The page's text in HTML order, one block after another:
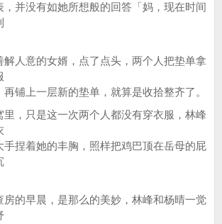
并没有如她所想般的回答「妈，现在时间
人意的女婿，点了点头，两个人把垫单拿
铺上一层新的垫单，就算是收拾整齐了。
，只是这一次两个人都没有穿衣服，林峰
手捏着她的丰胸，照样把鸡巴顶在岳母的屁
的早晨，是那么的美妙，林峰和杨晴一觉